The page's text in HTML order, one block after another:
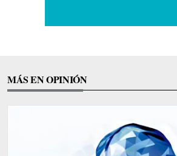
MÁS EN OPINIÓN